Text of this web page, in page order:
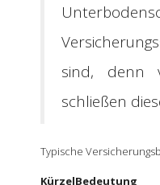
sind, denn
schließen
Typische
KürzelBedeutung